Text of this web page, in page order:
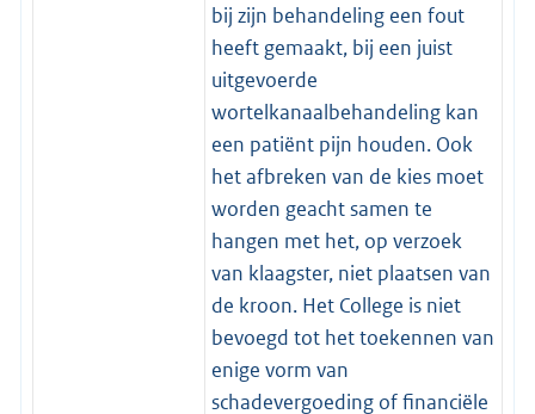
bij zijn behandeling een fout
heeft gemaakt, bij een juist
uitgevoerde
wortelkanaalbehandeling kan
een patiënt pijn houden. Ook
het afbreken van de kies moet
worden geacht samen te
hangen met het, op verzoek
van klaagster, niet plaatsen van
de kroon. Het College is niet
bevoegd tot het toekennen van
enige vorm van
schadevergoeding of financiële